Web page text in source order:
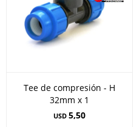
Tee de compresión - H
32mm x 1
USD 5,50